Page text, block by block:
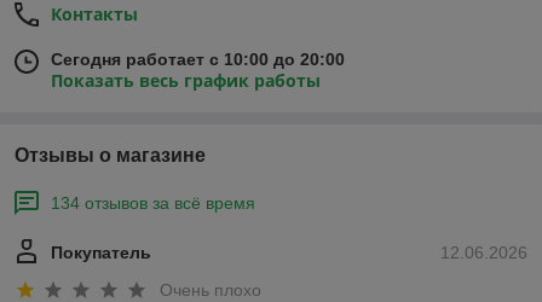
Контакты
Сегодня работает с 10:00 до 20:00
Показать весь график работы
Отзывы о магазине
134 отзывов за всё время
12.06.2026
Покупатель
Очень плохо